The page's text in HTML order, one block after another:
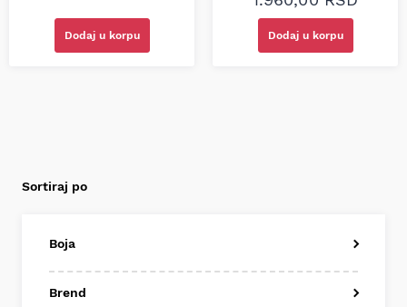
Dodaj u korpu Dodaj u korpu
Sortiraj po
Boja
Brend